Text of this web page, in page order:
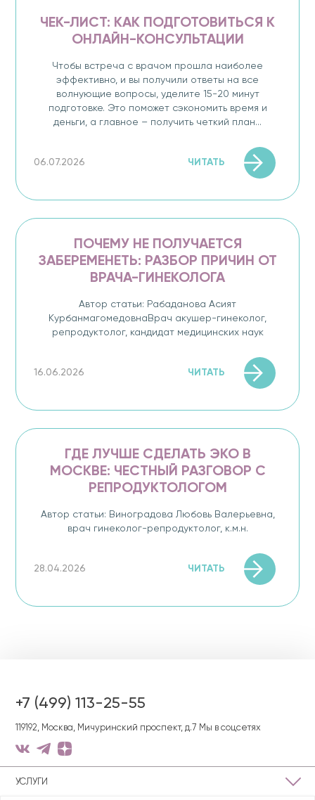
ЧЕК-ЛИСТ: КАК ПОДГОТОВИТЬСЯ К
ОНЛАЙН-КОНСУЛЬТАЦИИ
Чтобы встреча с врачом прошла наиболее
эффективно, и вы получили ответы на все
волнующие вопросы, уделите 15-20 минут
подготовке. Это поможет сэкономить время и
деньги, а главное – получить четкий план...
06.07.2026 ЧИТАТЬ
ПОЧЕМУ НЕ ПОЛУЧАЕТСЯ
ЗАБЕРЕМЕНЕТЬ: РАЗБОР ПРИЧИН ОТ
ВРАЧА-ГИНЕКОЛОГА
Автор статьи: Рабаданова Асият
КурбанмагомедовнаВрач акушер-гинеколог,
репродуктолог, кандидат медицинских наук
16.06.2026 ЧИТАТЬ
ГДЕ ЛУЧШЕ СДЕЛАТЬ ЭКО В
МОСКВЕ: ЧЕСТНЫЙ РАЗГОВОР С
РЕПРОДУКТОЛОГОМ
Автор статьи: Виноградова Любовь Валерьевна,
врач гинеколог-репродуктолог, к.м.н.
28.04.2026 ЧИТАТЬ
+7 (499) 113-25-55
119192, Москва, Мичуринский проспект, д.7 Мы в соцсетях
УСЛУГИ